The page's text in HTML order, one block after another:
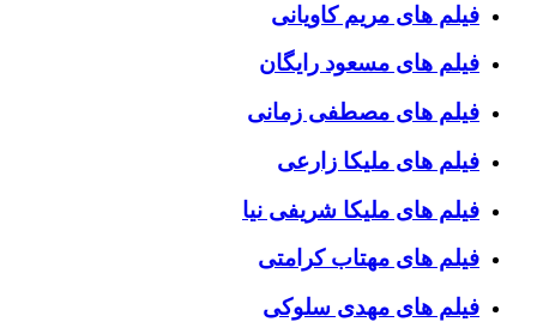
فیلم های مریم کاویانی
فیلم های مسعود رایگان
فیلم های مصطفی زمانی
فیلم های ملیکا زارعی
فیلم های ملیکا شریفی نیا
فیلم های مهتاب کرامتی
فیلم های مهدی سلوکی